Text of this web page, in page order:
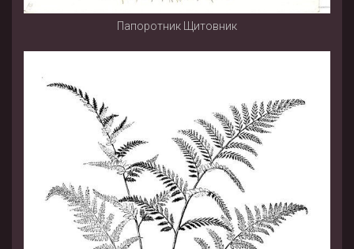
Папоротник Щитовник